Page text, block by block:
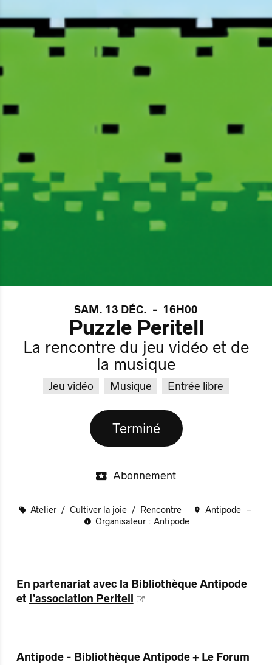
SAM. 13 DÉC. - 16H00
Puzzle Peritell
La rencontre du jeu vidéo et de
la musique
Jeu vidéo Musique Entrée libre
Terminé
Abonnement
Atelier Cultiver la joie Rencontre
Antipode
Organisateur : Antipode
En partenariat avec la Bibliothèque Antipode
et l’association Peritell
Antipode - Bibliothèque Antipode + Le Forum